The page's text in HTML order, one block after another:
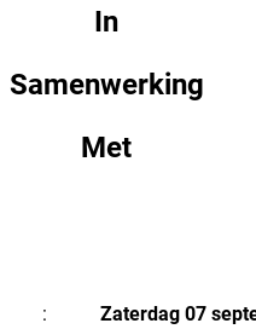
In
Samenwerking
Met
Zaterdag 07